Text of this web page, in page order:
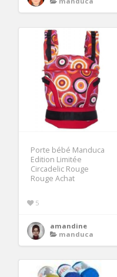
Porte bébé Manduca
Edition Limitée
Circadelic Rouge
Rouge Achat
5
amandine
manduca